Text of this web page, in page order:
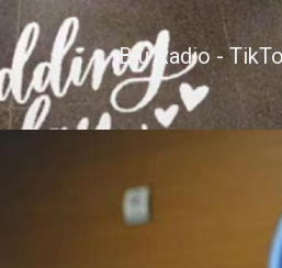
Blu Radio -